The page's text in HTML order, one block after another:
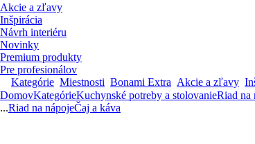
Akcie a zľavy
Inšpirácia
Návrh interiéru
Novinky
Premium produkty
Pre profesionálov
Kategórie Miestnosti Bonami Extra Akcie a zľavy
DomovKategórieKuchynské potreby a stolovanieRiad na
...Riad na nápojeČaj a káva